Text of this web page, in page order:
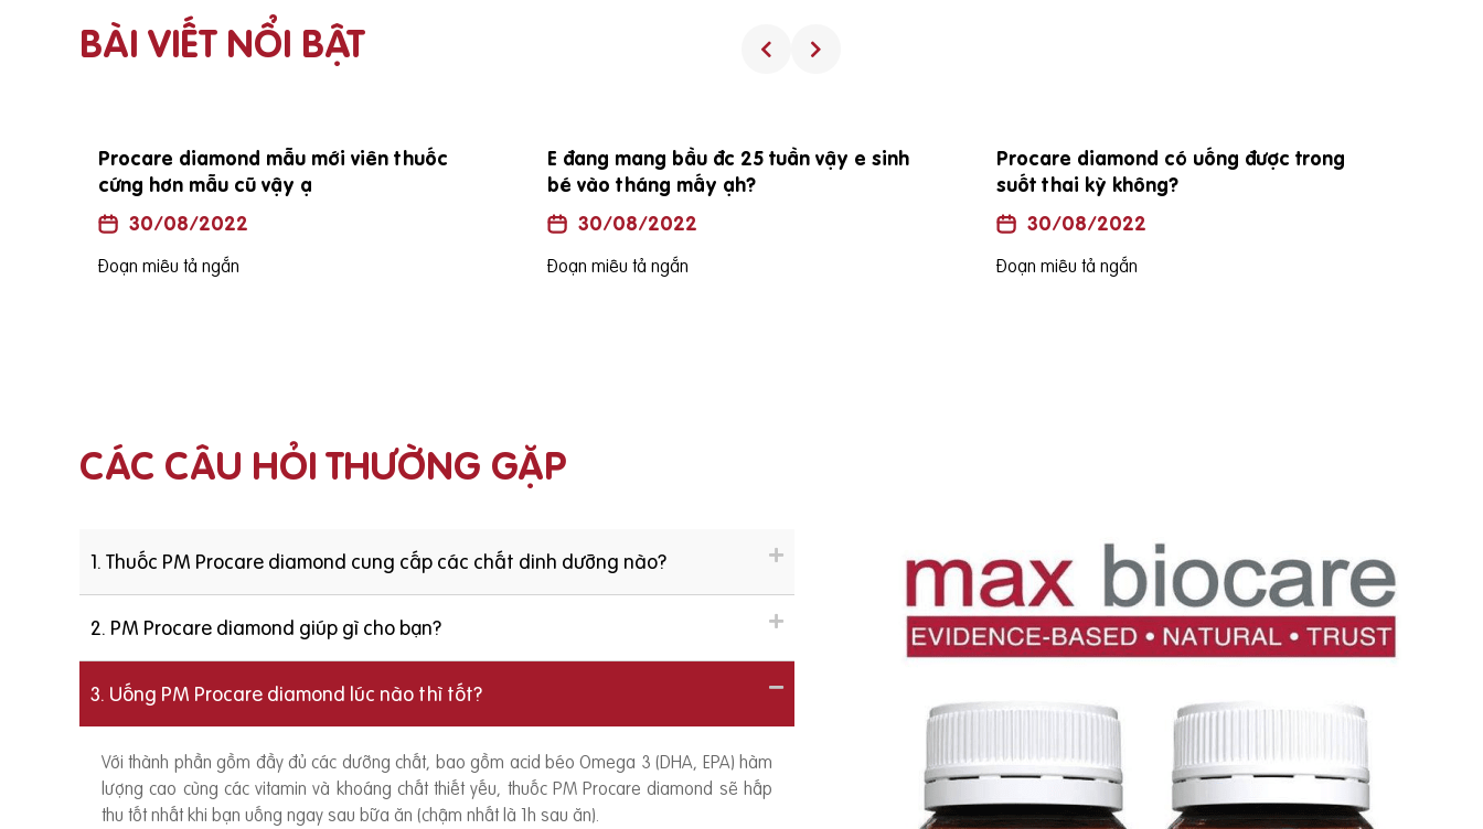
BÀI VIẾT NỔI BẬT
E đang mang bầu đc 25 tuần vậy e sinh
bé vào tháng mấy ạh?
30/08/2022
Đoạn miêu tả ngắn
Procare diamond có uống được trong
suốt thai kỳ không?
30/08/2022
Đoạn miêu tả ngắn
đặc điểm viên thuốc procare diamond
30/08/2022
Đoạn miêu tả ngắn
CÁC CÂU HỎI THƯỜNG GẶP
1. Thuốc PM Procare diamond cung cấp các chất dinh dưỡng nào?
2. PM Procare diamond giúp gì cho bạn?
3. Uống PM Procare diamond lúc nào thì tốt?
Với thành phần gồm đầy đủ các dưỡng chất, bao gồm acid béo Omega 3 (DHA, EPA) hàm
lượng cao cùng các vitamin và khoáng chất thiết yếu, thuốc PM Procare diamond sẽ hấp
thu tốt nhất khi bạn uống ngay sau bữa ăn (chậm nhất là 1h sau ăn).